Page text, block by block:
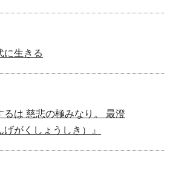
に生きる
るは 慈悲の極みなり。 最澄
げがくしょうしき）』